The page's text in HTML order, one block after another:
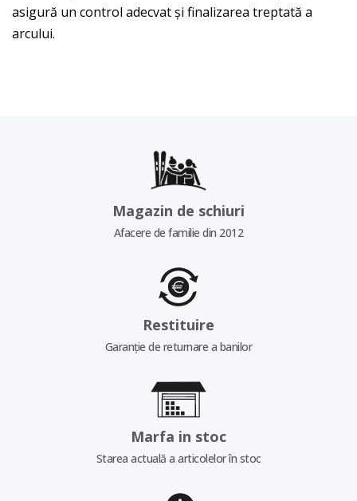
asigură un control adecvat și finalizarea treptată a
arcului.
Magazin de schiuri
Afacere de familie din 2012
Restituire
Garanție de returnare a banilor
Marfa in stoc
Starea actuală a articolelor în stoc